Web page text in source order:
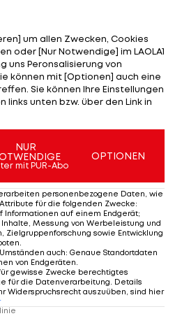
beweist Kämpferherz und
Ausgleich. Christoph Greger
nach einem Handle-Eckball
Hoffenheims kann
Kramaric schießt die
in Minute 108 weiter.
Poschwird in Minute 63
weiter
um allen Zwecken, Cookies
oder [Nur Notwendige] im LAOLA1
uns Peronsalisierung von
können mit [Optionen] auch eine
Sie können Ihre Einstellungen
unten bzw. über den Link in
NUR
mit PUR-Abo
OPTIONEN
personenbezogene Daten, wie
für die folgenden Zwecke:
Informationen auf einem Endgerät;
Messung von Werbeleistung und
Zielgruppenforschung sowie Entwicklung
auch: Genaue Standortdaten
von Endgeräten
gewisse Zwecke berechtigtes
für die Datenverarbeitung. Details
Widerspruchsrecht auszuüben, sind hier